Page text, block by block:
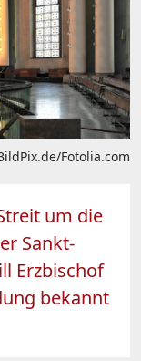
Fotolia.com
um die
Sankt-
Erzbischof
bekannt